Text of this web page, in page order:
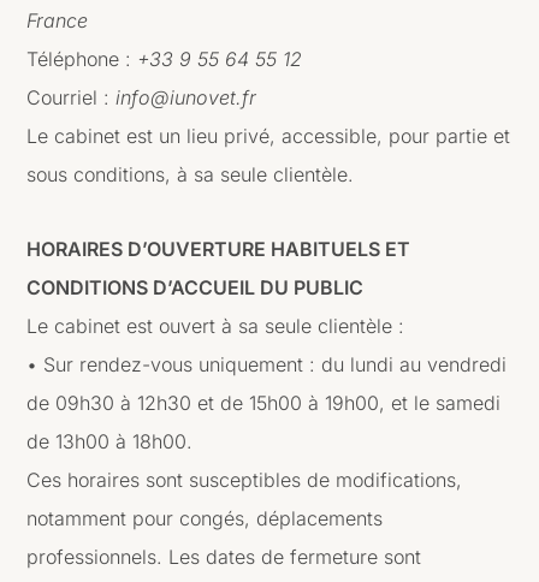
France
Téléphone : +33 9 55 64 55 12
Courriel : info@iunovet.fr
Le cabinet est un lieu privé, accessible, pour partie et
sous conditions, à sa seule clientèle.
HORAIRES D’OUVERTURE HABITUELS ET
CONDITIONS D’ACCUEIL DU PUBLIC
Le cabinet est ouvert à sa seule clientèle :
• Sur rendez-vous uniquement : du lundi au vendredi
de 09h30 à 12h30 et de 15h00 à 19h00, et le samedi
de 13h00 à 18h00.
Ces horaires sont susceptibles de modifications,
notamment pour congés, déplacements
professionnels. Les dates de fermeture sont